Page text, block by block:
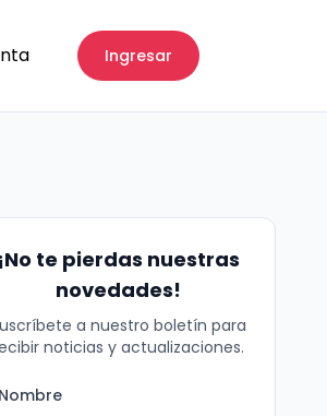
Ingresar
¡No te pierdas nuestras
novedades!
a nuestro boletín para
noticias y actualizaciones.
Nombre